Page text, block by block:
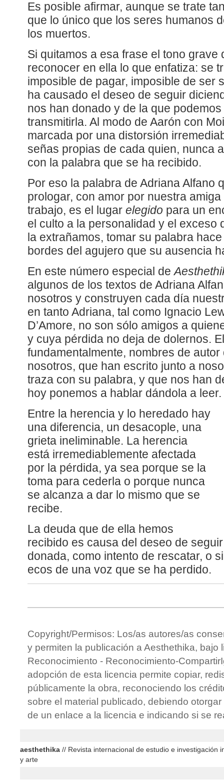
Es posible afirmar, aunque se trate
que lo único que los seres humanos
los muertos.
Si quitamos a esa frase el tono grave
reconocer en ella lo que enfatiza: se
imposible de pagar, imposible de ser
ha causado el deseo de seguir
nos han donado y de la que
transmitirla. Al modo de Aarón con
marcada por una distorsión
señas propias de cada quien, nunca
con la palabra que se ha recibido.
Por eso la palabra de Adriana Alfano
prologar, con amor por nuestra
trabajo, es el lugar elegido para un
el culto a la personalidad y el exceso
la extrañamos, tomar su palabra
bordes del agujero que su ausencia
En este número especial de
algunos de los textos de Adriana
nosotros y construyen cada día
en tanto Adriana, tal como Ignacio
D’Amore, no son sólo amigos a
y cuya pérdida no deja de dolernos.
fundamentalmente, nombres de
nosotros, que han escrito junto a
traza con su palabra, y que nos han
hoy ponemos a hablar dándola a leer.
Entre la herencia y lo heredado hay
una diferencia, un desacople, una
grieta ineliminable. La herencia
está irremediablemente afectada
por la pérdida, ya sea porque se la
toma para cederla o porque nunca
se alcanza a dar lo mismo que se
recibe.
La deuda que de ella hemos
recibido es causa del deseo de
donada, como intento de rescatar, o
ecos de una voz que se ha perdido.
Copyright/Permisos: Los/as autores/as
y permiten la publicación a Aesthethika, bajo
Reconocimiento - Reconocimiento-
adopción de esta licencia permite copiar,
públicamente la obra, reconociendo los
sobre el material publicado, debiendo
de un enlace a la licencia e indicando si se
aesthethika // Revista internacional de estudio e investigación
y arte